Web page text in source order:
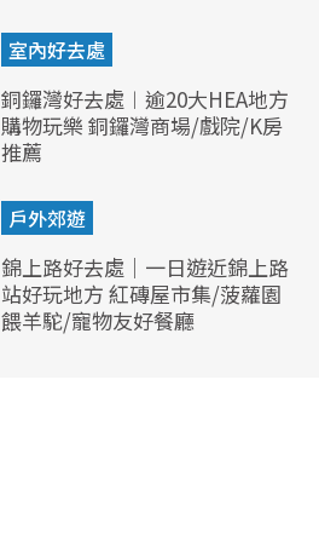
室內好去處
銅鑼灣好去處︱逾20大HEA地方
購物玩樂 銅鑼灣商場/戲院/K房
推薦
戶外郊遊
錦上路好去處｜一日遊近錦上路
站好玩地方 紅磚屋市集/菠蘿園
餵羊駝/寵物友好餐廳